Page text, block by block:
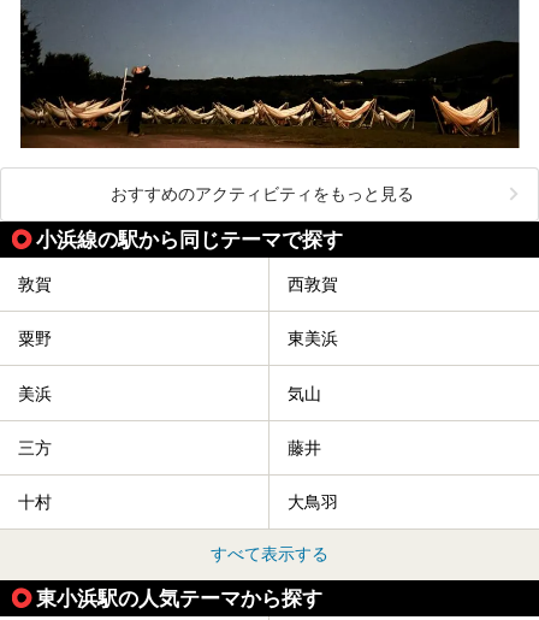
おすすめのアクティビティをもっと見る
小浜線の駅から同じテーマで探す
敦賀 西敦賀
粟野 東美浜
美浜 気山
三方 藤井
十村 大鳥羽
すべて表示する
東小浜駅の人気テーマから探す